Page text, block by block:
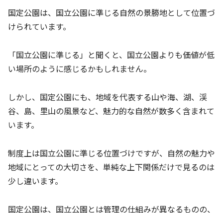
国定公園は、国立公園に準じる自然の景勝地として位置づ
けられています。
「国立公園に準じる」と聞くと、国立公園よりも価値が低
い場所のように感じるかもしれません。
しかし、国定公園にも、地域を代表する山や海、湖、渓
谷、島、里山の風景など、魅力的な自然が数多く含まれて
います。
制度上は国立公園に準じる位置づけですが、自然の魅力や
地域にとっての大切さを、単純な上下関係だけで見るのは
少し違います。
国定公園は、国立公園とは管理の仕組みが異なるものの、